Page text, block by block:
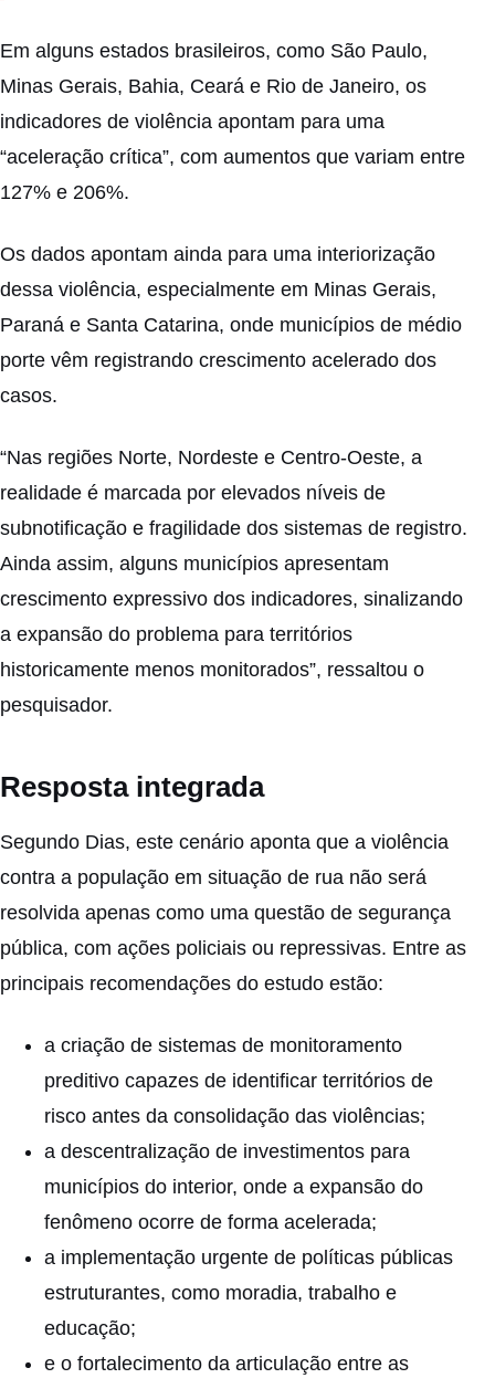
Em alguns estados brasileiros, como São Paulo,
Minas Gerais, Bahia, Ceará e Rio de Janeiro, os
indicadores de violência apontam para uma
“aceleração crítica”, com aumentos que variam entre
127% e 206%.
Os dados apontam ainda para uma interiorização
dessa violência, especialmente em Minas Gerais,
Paraná e Santa Catarina, onde municípios de médio
porte vêm registrando crescimento acelerado dos
casos.
“Nas regiões Norte, Nordeste e Centro-Oeste, a
realidade é marcada por elevados níveis de
subnotificação e fragilidade dos sistemas de registro.
Ainda assim, alguns municípios apresentam
crescimento expressivo dos indicadores, sinalizando
a expansão do problema para territórios
historicamente menos monitorados”, ressaltou o
pesquisador.
Resposta integrada
Segundo Dias, este cenário aponta que a violência
contra a população em situação de rua não será
resolvida apenas como uma questão de segurança
pública, com ações policiais ou repressivas. Entre as
principais recomendações do estudo estão:
a criação de sistemas de monitoramento
preditivo capazes de identificar territórios de
risco antes da consolidação das violências;
a descentralização de investimentos para
municípios do interior, onde a expansão do
fenômeno ocorre de forma acelerada;
a implementação urgente de políticas públicas
estruturantes, como moradia, trabalho e
educação;
e o fortalecimento da articulação entre as